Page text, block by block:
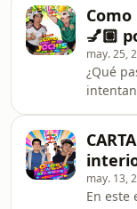
esas
flags
terapia).
Como
💅🏼
may. 25,
¿Qué
nos
para
a sus
Entre
may. 13,
En este